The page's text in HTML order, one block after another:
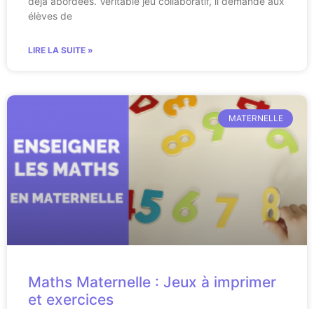
élèves de
LIRE LA SUITE »
MATERNELLE
Maths Maternelle : Jeux à imprimer
et exercices